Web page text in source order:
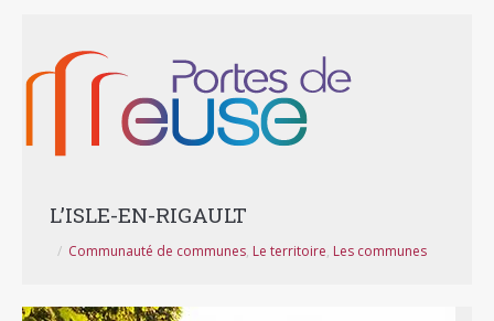
L’ISLE-EN-RIGAULT
Communauté de communes, Le territoire, Les communes